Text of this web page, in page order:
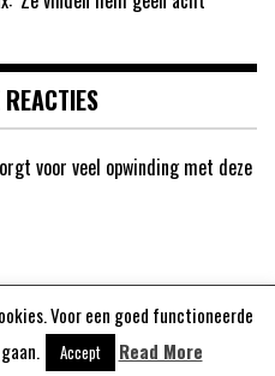
voor veel opwinding met deze
WordPress
Voor een goed functioneerde
Accept Read More